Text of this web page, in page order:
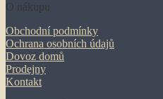
O nákupu
Obchodní podmínky
Ochrana osobních údajů
Dovoz domů
Prodejny
Kontakt